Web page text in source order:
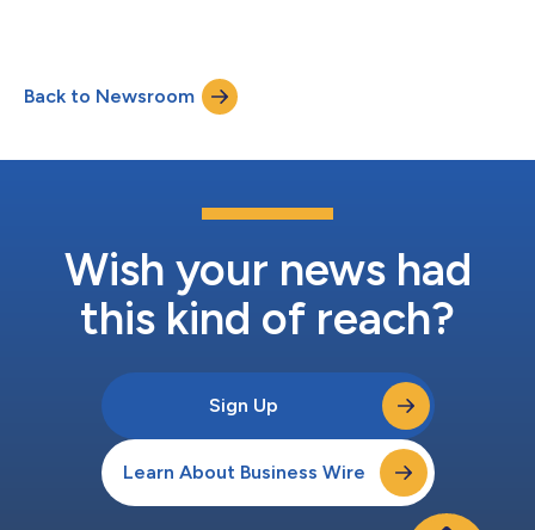
Uniti e in progetti associati a Saudi Aramco, da eseguirsi dalla
struttura recentemente approvata della società di Dammam, in
Back to Newsroom
Wish your news had
this kind of reach?
Sign Up
Learn About Business Wire